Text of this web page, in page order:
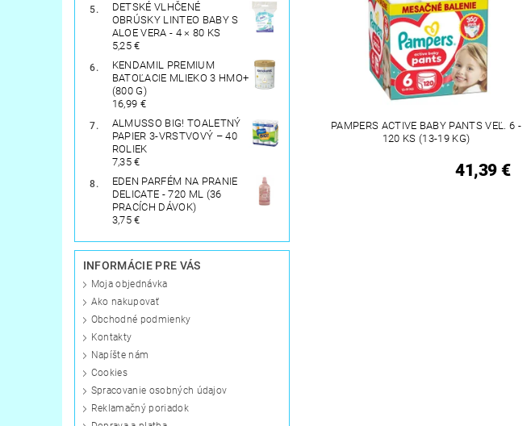
DETSKÉ VLHČENÉ
OBRÚSKY LINTEO BABY S
ALOE VERA - 4 × 80 KS
5,25 €
KENDAMIL PREMIUM
BATOĽACIE MLIEKO 3 HMO+
(800 G)
16,99 €
ALMUSSO BIG! TOALETNÝ
PAPIER 3-VRSTVOVÝ – 40
ROLIEK
7,35 €
EDEN PARFÉM NA PRANIE
DELICATE - 720 ML (36
PRACÍCH DÁVOK)
3,75 €
INFORMÁCIE PRE VÁS
Moja objednávka
Ako nakupovať
Obchodné podmienky
Kontakty
Napíšte nám
Cookies
Spracovanie osobných údajov
Reklamačný poriadok
PAMPERS ACTIVE BABY PANTS VEĽ. 6 -
120 KS (13-19 KG)
41,39 €